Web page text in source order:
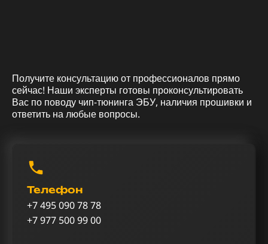
Получите консультацию от профессионалов прямо
сейчас! Наши эксперты готовы проконсультировать
Вас по поводу чип-тюнинга ЭБУ, наличия прошивки и
ответить на любые вопросы.
Телефон
+7 495 090 78 78
+7 977 500 99 00